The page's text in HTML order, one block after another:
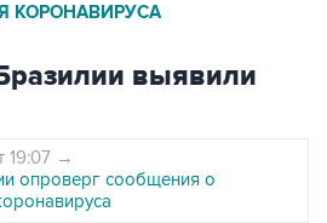
КОРОНАВИРУСА
выявили
19:07 →
опроверг сообщения о